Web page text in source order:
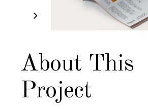
About This
Project